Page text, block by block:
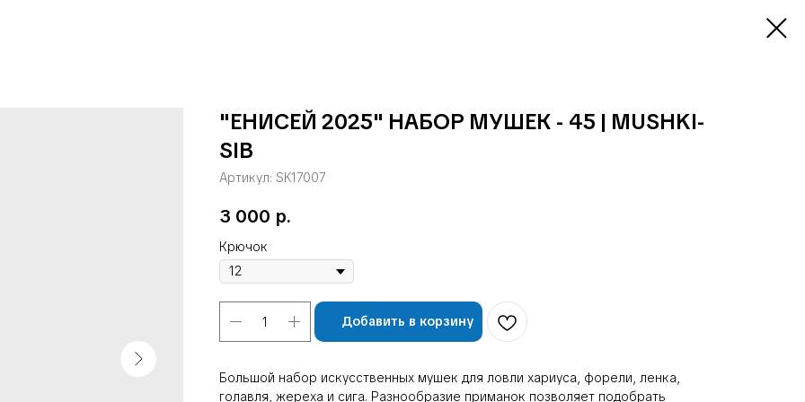
"ЕНИСЕЙ 2025" НАБОР МУШЕК - 45 | MUSHKI-
SIB
Артикул: SK17007
3 000 р.
Крючок
Добавить в корзину
Большой набор искусственных мушек для ловли хариуса, форели, ленка,
голавля, жереха и сига. Разнообразие приманок позволяет подобрать